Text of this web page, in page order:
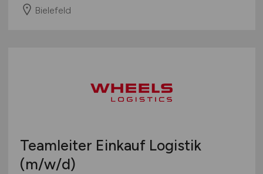
Bielefeld
Teamleiter Einkauf Logistik
(m/w/d)